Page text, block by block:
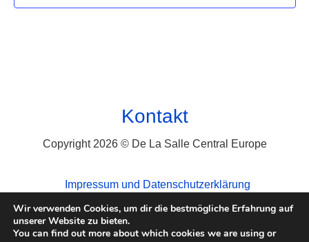
Kontakt
Copyright 2026 © De La Salle Central Europe
Impressum und Datenschutzerklärung
Wir verwenden Cookies, um dir die bestmögliche Erfahrung auf
unserer Website zu bieten.
You can find out more about which cookies we are using or